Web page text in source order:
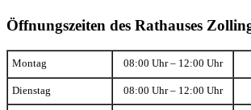
Öffnungszeiten des Rathauses
Montag 08:00 Uhr – 12:00 Uhr
Dienstag 08:00 Uhr – 12:00 Uhr